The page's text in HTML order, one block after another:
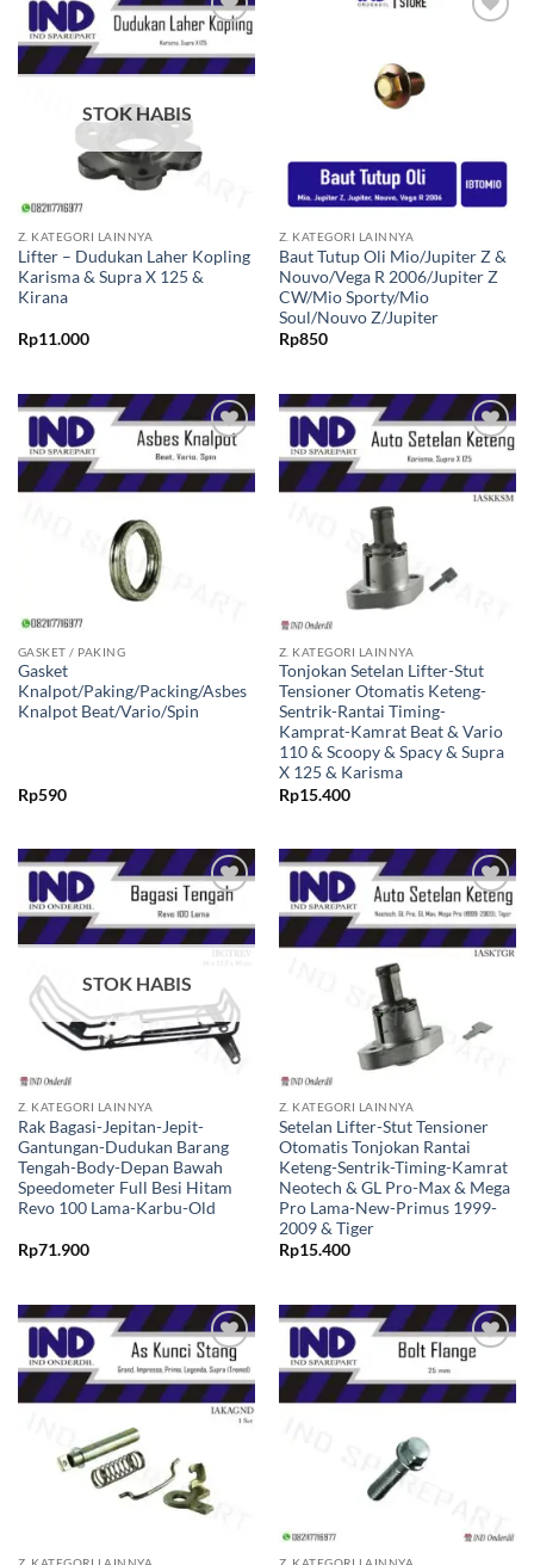
Tambahkan
ke Wishlist
STOK HABIS
Z. KATEGORI LAINNYA
Lifter – Dudukan Laher Kopling
Karisma & Supra X 125 &
Kirana
Rp11.000
Z. KATEGORI LAINNYA
Baut Tutup Oli Mio/Jupiter Z &
Nouvo/Vega R 2006/Jupiter Z
CW/Mio Sporty/Mio
Soul/Nouvo Z/Jupiter
Rp850
Tambahkan
ke Wishlist
GASKET / PAKING
Gasket
Knalpot/Paking/Packing/Asbes
Knalpot Beat/Vario/Spin
Rp590
Tambahkan
ke Wishlist
Z. KATEGORI LAINNYA
Tonjokan Setelan Lifter-Stut
Tensioner Otomatis Keteng-
Sentrik-Rantai Timing-
Kamprat-Kamrat Beat & Vario
110 & Scoopy & Spacy & Supra
X 125 & Karisma
Rp15.400
Tambahkan
ke Wishlist
STOK HABIS
Z. KATEGORI LAINNYA
Rak Bagasi-Jepitan-Jepit-
Gantungan-Dudukan Barang
Tengah-Body-Depan Bawah
Speedometer Full Besi Hitam
Revo 100 Lama-Karbu-Old
Rp71.900
Tambahkan
ke Wishlist
Z. KATEGORI LAINNYA
Setelan Lifter-Stut Tensioner
Otomatis Tonjokan Rantai
Keteng-Sentrik-Timing-Kamrat
Neotech & GL Pro-Max & Mega
Pro Lama-New-Primus 1999-
2009 & Tiger
Rp15.400
Tambahkan
ke Wishlist
Tambahkan
ke Wishlist